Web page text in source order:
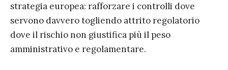
strategia europea: rafforzare i controlli dove
servono davvero togliendo attrito regolatorio
dove il rischio non giustifica più il peso
amministrativo e regolamentare.